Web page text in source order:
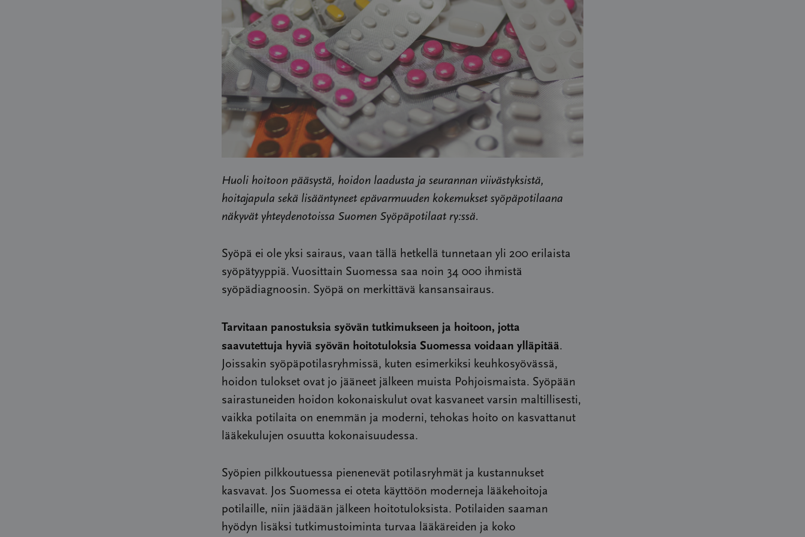
Huoli hoitoon pääsystä, hoidon laadusta ja seurannan viivästyksistä,
hoitajapula sekä lisääntyneet epävarmuuden kokemukset syöpäpotilaana
näkyvät yhteydenotoissa Suomen Syöpäpotilaat ry:ssä.
Syöpä ei ole yksi sairaus, vaan tällä hetkellä tunnetaan yli 200 erilaista
syöpätyyppiä. Vuosittain Suomessa saa noin 34 000 ihmistä
syöpädiagnoosin. Syöpä on merkittävä kansansairaus.
Tarvitaan panostuksia syövän tutkimukseen ja hoitoon, jotta
saavutettuja hyviä syövän hoitotuloksia Suomessa voidaan ylläpitää.
Joissakin syöpäpotilasryhmissä, kuten esimerkiksi keuhkosyövässä,
hoidon tulokset ovat jo jääneet jälkeen muista Pohjoismaista. Syöpään
sairastuneiden hoidon kokonaiskulut ovat kasvaneet varsin maltillisesti,
vaikka potilaita on enemmän ja moderni, tehokas hoito on kasvattanut
lääkekulujen osuutta kokonaisuudessa.
Syöpien pilkkoutuessa pienenevät potilasryhmät ja kustannukset
kasvavat. Jos Suomessa ei oteta käyttöön moderneja lääkehoitoja
potilaille, niin jäädään jälkeen hoitotuloksista. Potilaiden saaman
hyödyn lisäksi tutkimustoiminta turvaa lääkäreiden ja koko